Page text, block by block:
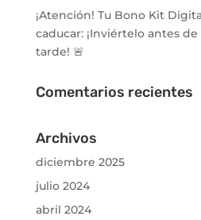
¡Atención! Tu Bono Kit
caducar: ¡Inviértelo antes
tarde! 🚨
Comentarios recientes
Archivos
diciembre 2025
julio 2024
abril 2024